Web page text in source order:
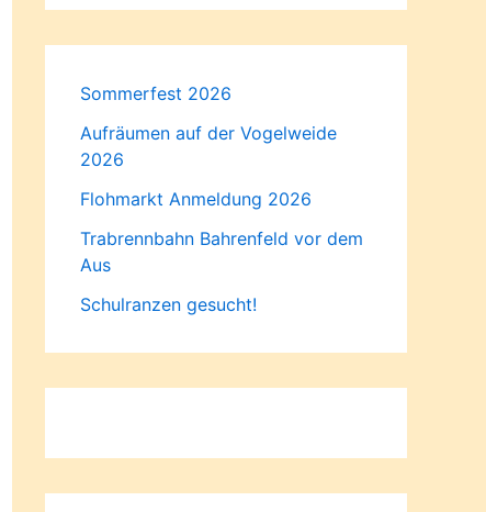
Sommerfest 2026
Aufräumen auf der Vogelweide
2026
Flohmarkt Anmeldung 2026
Trabrennbahn Bahrenfeld vor dem
Aus
Schulranzen gesucht!